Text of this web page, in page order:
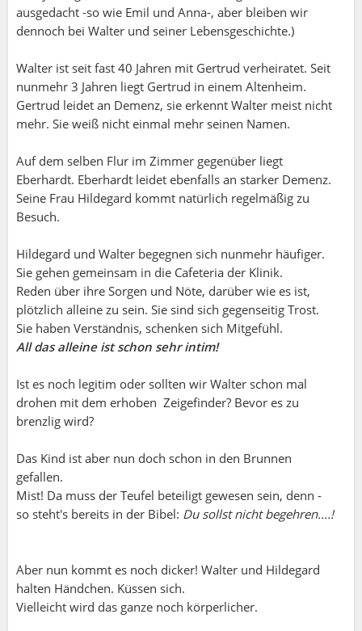
ausgedacht -so wie Emil und Anna-, aber bleiben wir
dennoch bei Walter und seiner Lebensgeschichte.)
Walter ist seit fast 40 Jahren mit Gertrud verheiratet. Seit
nunmehr 3 Jahren liegt Gertrud in einem Altenheim.
Gertrud leidet an Demenz, sie erkennt Walter meist nicht
mehr. Sie weiß nicht einmal mehr seinen Namen.
Auf dem selben Flur im Zimmer gegenüber liegt
Eberhardt. Eberhardt leidet ebenfalls an starker Demenz.
Seine Frau Hildegard kommt natürlich regelmäßig zu
Besuch.
Hildegard und Walter begegnen sich nunmehr häufiger.
Sie gehen gemeinsam in die Cafeteria der Klinik.
Reden über ihre Sorgen und Nöte, darüber wie es ist,
plötzlich alleine zu sein. Sie sind sich gegenseitig Trost.
Sie haben Verständnis, schenken sich Mitgefühl.
All das alleine ist schon sehr intim!
Ist es noch legitim oder sollten wir Walter schon mal
drohen mit dem erhoben Zeigefinder? Bevor es zu
brenzlig wird?
Das Kind ist aber nun doch schon in den Brunnen
gefallen.
Mist! Da muss der Teufel beteiligt gewesen sein, denn -
so steht's bereits in der Bibel: Du sollst nicht begehren....!
Aber nun kommt es noch dicker! Walter und Hildegard
halten Händchen. Küssen sich.
Vielleicht wird das ganze noch körperlicher.
Toni ( Nr.1 Orginal:-):
Nanda:
Freundin den Kontakt abbrechen würde, würde
sie nachträglich erfahren, dass ich von der Affaire
ihres Mannes wusste und ihr nichts davon
Aber umgekehrt ist auch "gefahren", wie man so
schön sagt. Es ist in der Rolle als Freundin doch
nicht automatisch meine Aufgabe oder Pflicht,
einer guten Freundin. Ich bin kein
Beziehungscoach. Die Personen müssen die
Verantwortung für ihre Ehe selber tragen!! Das ist